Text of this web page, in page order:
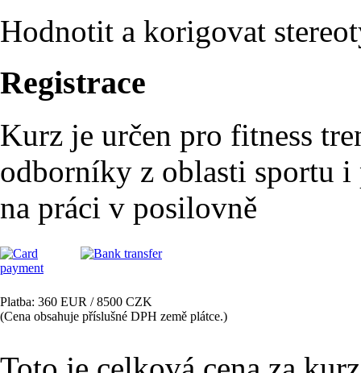
Hodnotit a korigovat
Registrace
Kurz je určen pro fitness
odborníky z oblasti sportu
na práci v posilovně
Platba: 360 EUR / 8500 CZK
(Cena obsahuje příslušné DPH země plátce.)